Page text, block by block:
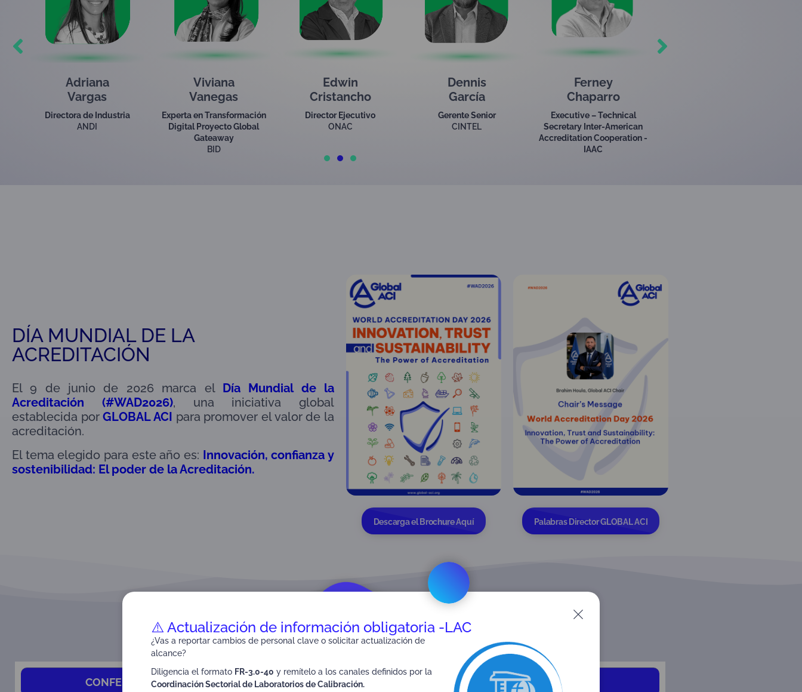
Viviana
Vanegas
Experta en Transformación
Digital Proyecto Global
Edwin
Cristancho
Director Ejecutivo
ONAC
Dennis
García
Gerente Senior
CINTEL
Ferney
Chaparro
Executive – Technical
Secretary Inter-American
Leonardo
Maldonado
Consultor de Cloud
Signature Consortium
DÍA MUNDIAL DE LA
ACREDITACIÓN
El 9 de junio de 2026 marca el
Día Mundial de la
Acreditación (#WAD2026), una iniciativa global
establecida porGLOBAL ACI para promover el valor de la
acreditación.
El tema elegido para este año es: Innovación, confianza y
sostenibilidad: El poder de la Acreditación.
Descarga el Brochure Aquí Palabras Director GLOBAL ACI
AGENDA
CONFERENCISTAS / MODERADORES CONFERENCIA / INTERVENCIÓN
⚠️ Actualización de información obligatoria -LAC
¿Vas a reportar cambios de personal clave o solicitar actualización de
alcance?
Diligencia el formato FR-3.0-40 y remítelo a los canales definidos por la
Coordinación Sectorial de Laboratorios de Calibración.